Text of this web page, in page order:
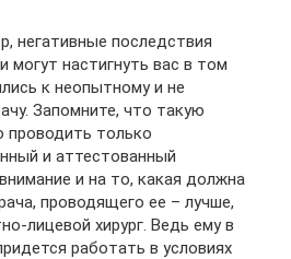
негативные последствия
могут настигнуть вас в том
к неопытному и не
Запомните, что такую
проводить только
и аттестованный
и на то, какая должна
проводящего ее – лучше,
лицевой хирург. Ведь ему в
работать в условиях